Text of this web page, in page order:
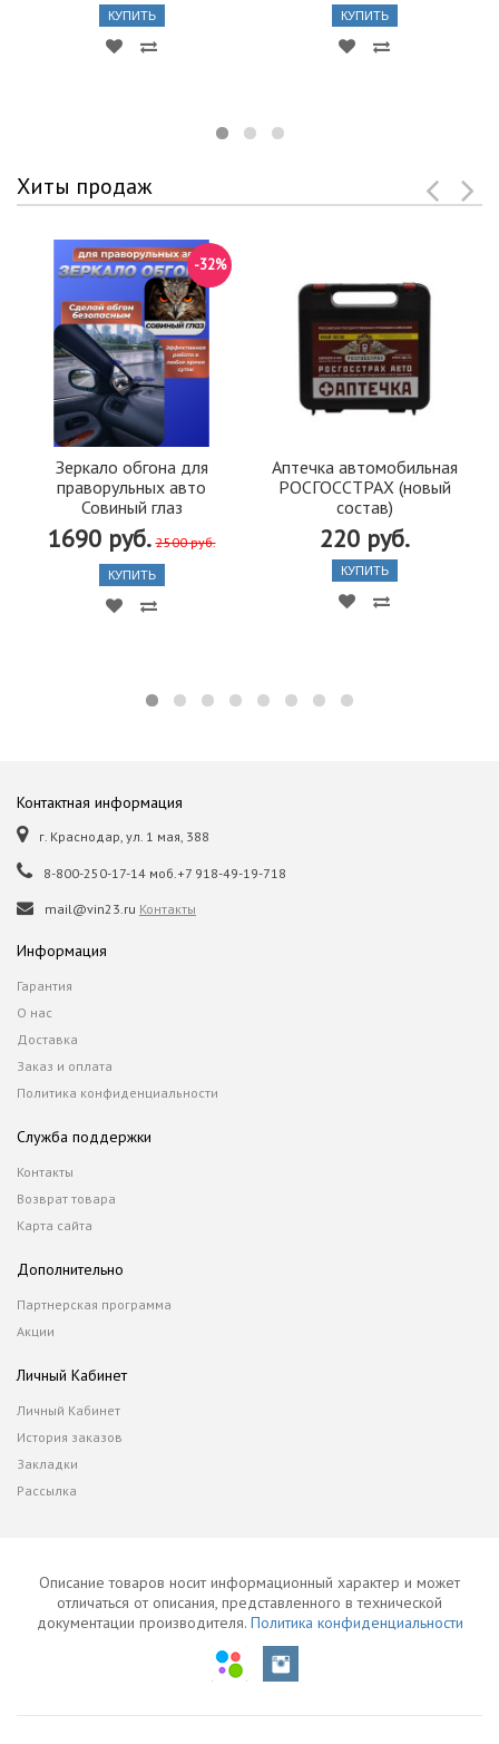
КУПИТЬ КУПИТЬ
Хиты продаж
Зеркало обгона для
праворульных авто
Совиный глаз
1690 руб. 2500 руб.
-32%
КУПИТЬ
Аптечка автомобильная
РОСГОССТРАХ (новый
состав)
220 руб.
КУПИТЬ
Контактная информация
г. Краснодар, ул. 1 мая, 388
8-800-250-17-14 моб.+7 918-49-19-718
mail@vin23.ru Контакты
Информация
Гарантия
О нас
Доставка
Заказ и оплата
Политика конфиденциальности
Служба поддержки
Контакты
Возврат товара
Карта сайта
Дополнительно
Партнерская программа
Акции
Личный Кабинет
Личный Кабинет
История заказов
Закладки
Рассылка
Описание товаров носит информационный характер и может
отличаться от описания, представленного в технической
документации производителя. Политика конфиденциальности